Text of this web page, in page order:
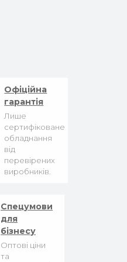
Офіційна
гарантія
Лише
сертифіковане
обладнання
від
перевірених
виробників.
Спецумови
для
бізнесу
Оптові ціни
та